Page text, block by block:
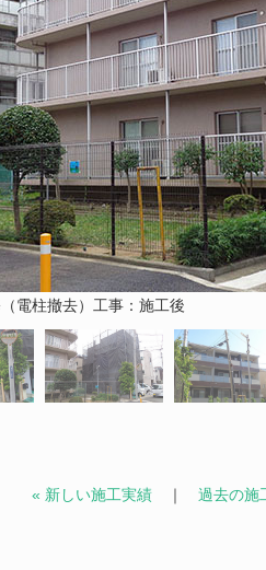
電柱撤去）工事：施工後
« 新しい施工実績 ｜ 過去の施